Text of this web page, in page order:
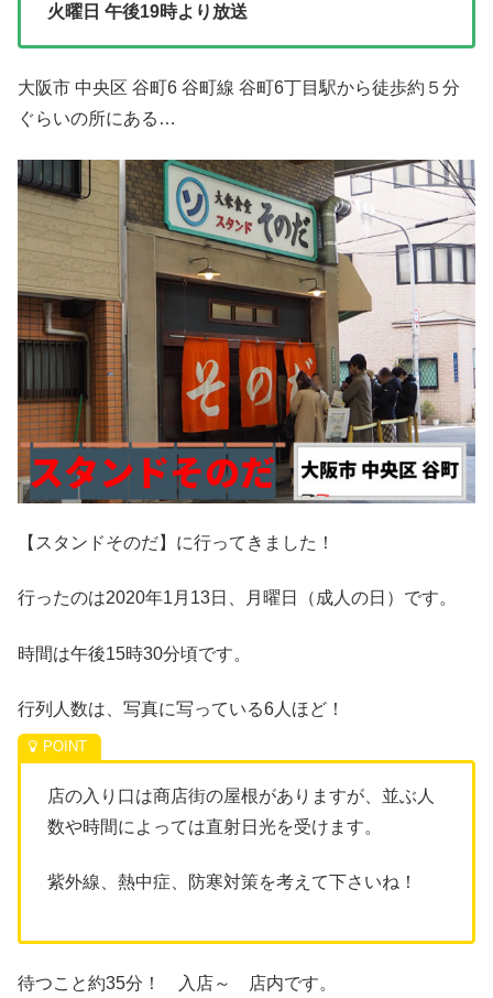
火曜日 午後19時より放送
大阪市 中央区 谷町6 谷町線 谷町6丁目駅から徒歩約５分
ぐらいの所にある…
【スタンドそのだ】に行ってきました！
行ったのは2020年1月13日、月曜日（成人の日）です。
時間は午後15時30分頃です。
行列人数は、写真に写っている6人ほど！
店の入り口は商店街の屋根がありますが、並ぶ人
数や時間によっては直射日光を受けます。
紫外線、熱中症、防寒対策を考えて下さいね！
待つこと約35分！ 入店～ 店内です。